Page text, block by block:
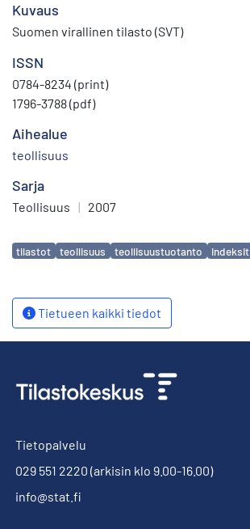
Kuvaus
Suomen virallinen tilasto (SVT)
ISSN
0784-8234 (print)
1796-3788 (pdf)
Aihealue
teollisuus
Sarja
Teollisuus | 2007
Avainsanat
tilastot teollisuus teollisuustuotanto indeksit
Tietueen kaikki tiedot
Tietopalvelu
029 551 2220 (arkisin klo 9.00-16.00)
info@stat.fi